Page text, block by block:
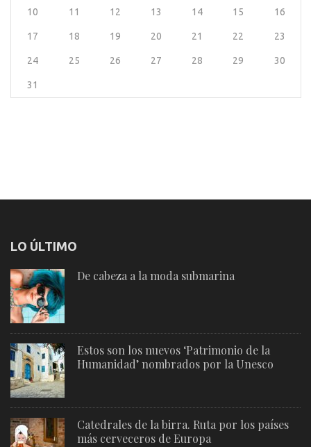
10 11 12 13 14 15 16
17 18 19 20 21 22 23
24 25 26 27 28 29 30
31
LO ÚLTIMO
De cabeza a la moda submarina
Estos son los nuevos ‘Patrimonio de la
Humanidad’ nombrados por la Unesco
Catedrales de la birra. Ruta por los países
más cerveceros de Europa